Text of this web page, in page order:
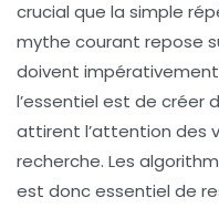
crucial que la simple
mythe courant repose
doivent
l’essentiel est de créer
attirent l’attention des
recherche. Les
est donc essentiel de